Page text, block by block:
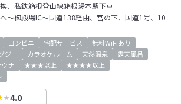
、私鉄箱根登山線箱根湯本駅下車
～御殿場IC～国道138経由、宮の下、国道1号、10
コンビニ 宅配サービス
無料WiFiあり
ジー カラオケルーム 天然温泉
露天風呂
ウナ ★★★以上
★★★★以上
4.0